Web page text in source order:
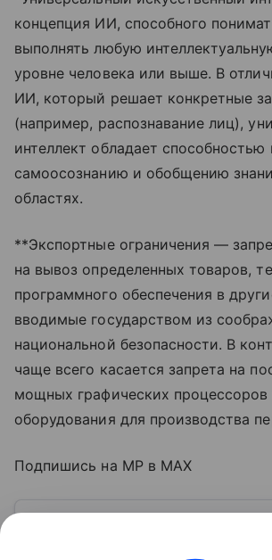
концепция ИИ, способного
выполнять любую
уровне человека или выше. В
ИИ, который решает конкретные
(например, распознавание лиц),
интеллект обладает способностью
самоосознанию и обобщению
областях.
**Экспортные ограничения —
на вывоз определенных товаров,
программного обеспечения в
вводимые государством из
национальной безопасности. В
чаще всего касается запрета на
мощных графических процессоров
оборудования для производства
Подпишись на MP в MAX